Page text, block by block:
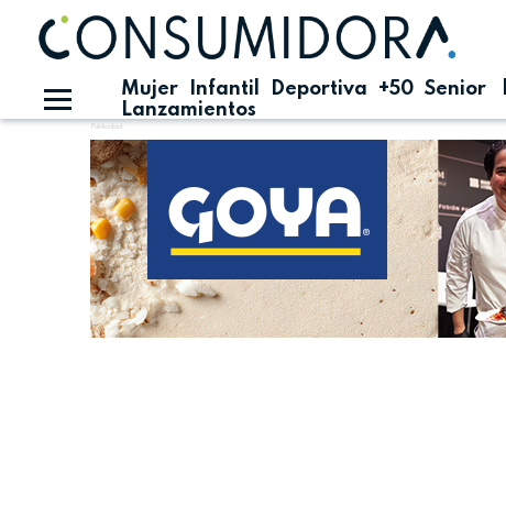
Mujer Infantil Deportiva +50 Senior
Lanzamientos
Publicidad